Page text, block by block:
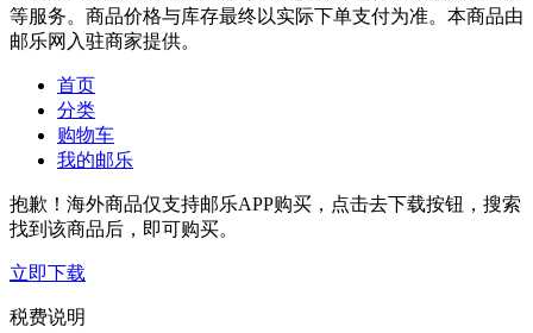
等服务。商品价格与库存最终以实际下单支付为准。本商品由
邮乐网入驻商家提供。
首页
分类
购物车
我的邮乐
抱歉！海外商品仅支持邮乐APP购买，点击去下载按钮，搜索
找到该商品后，即可购买。
立即下载
税费说明